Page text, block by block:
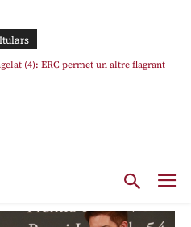
(4): ERC permet un altre flagrant